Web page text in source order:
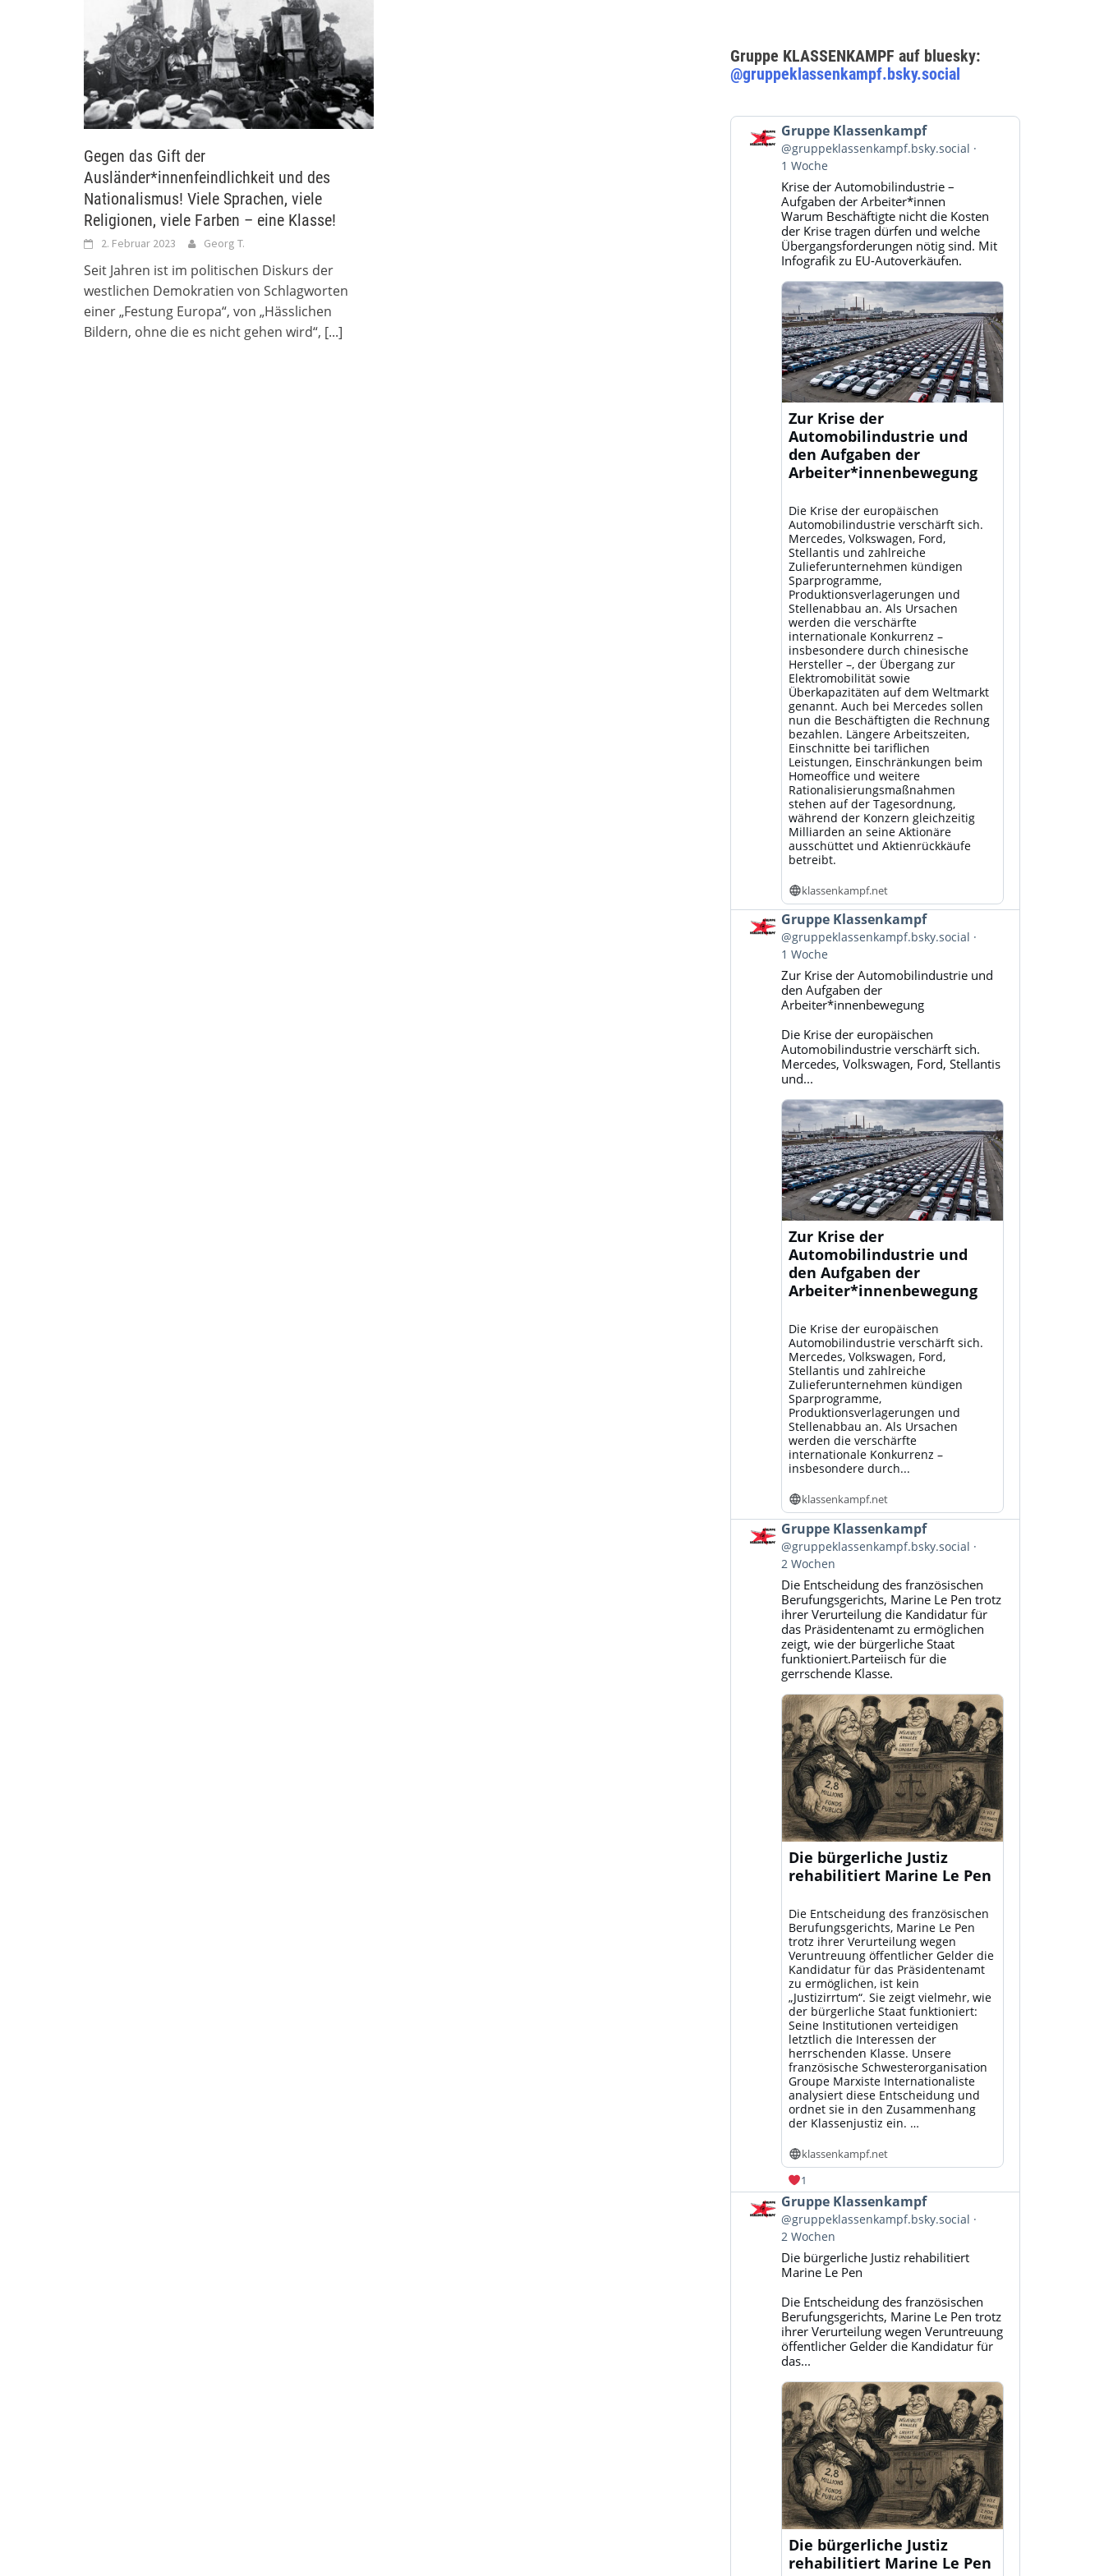
Gegen das Gift der
Ausländer*innenfeindlichkeit und des
Nationalismus! Viele Sprachen, viele
Religionen, viele Farben – eine Klasse!
2. Februar 2023 Georg T.
Seit Jahren ist im politischen Diskurs der
westlichen Demokratien von Schlagworten
einer „Festung Europa“, von „Hässlichen
Bildern, ohne die es nicht gehen wird“, [...]
Gruppe KLASSENKAMPF auf bluesky:
@gruppeklassenkampf.bsky.social
Beitrag
von
Gruppe
Klassenkampf
Bluesky
ansehen
Gruppe Klassenkampf
@gruppeklassenkampf.bsky.social
1 Woche
Krise der Automobilindustrie –
Aufgaben der Arbeiter*innen
Warum Beschäftigte nicht die Kosten
der Krise tragen dürfen und welche
Übergangsforderungen nötig sind. Mit
Infografik zu EU-Autoverkäufen.
Zur Krise der
Automobilindustrie und
den Aufgaben der
Arbeiter*innenbewegung
Die Krise der europäischen
Automobilindustrie verschärft sich.
Mercedes, Volkswagen, Ford,
Stellantis und zahlreiche
Zulieferunternehmen kündigen
Sparprogramme,
Produktionsverlagerungen und
Stellenabbau an. Als Ursachen
werden die verschärfte
internationale Konkurrenz –
insbesondere durch chinesische
Hersteller –, der Übergang zur
Elektromobilität sowie
Überkapazitäten auf dem Weltmarkt
genannt. Auch bei Mercedes sollen
nun die Beschäftigten die Rechnung
bezahlen. Längere Arbeitszeiten,
Einschnitte bei tariflichen
Leistungen, Einschränkungen beim
Homeoffice und weitere
Rationalisierungsmaßnahmen
stehen auf der Tagesordnung,
während der Konzern gleichzeitig
Milliarden an seine Aktionäre
ausschüttet und Aktienrückkäufe
betreibt.
klassenkampf.net
Beitrag
von
Gruppe
Klassenkampf
Bluesky
Gruppe Klassenkampf
@gruppeklassenkampf.bsky.social
1 Woche
Zur Krise der Automobilindustrie und
den Aufgaben der
Arbeiter*innenbewegung
Die Krise der europäischen
Automobilindustrie verschärft sich.
Mercedes, Volkswagen, Ford, Stellantis
und...
Zur Krise der
Automobilindustrie und
den Aufgaben der
Arbeiter*innenbewegung
Die Krise der europäischen
Automobilindustrie verschärft sich.
Mercedes, Volkswagen, Ford,
Stellantis und zahlreiche
Zulieferunternehmen kündigen
Sparprogramme,
Produktionsverlagerungen und
Stellenabbau an. Als Ursachen
werden die verschärfte
internationale Konkurrenz –
insbesondere durch...
klassenkampf.net
Beitrag
von
Gruppe
Klassenkampf
Bluesky
ansehen
Gruppe Klassenkampf
@gruppeklassenkampf.bsky.social
2 Wochen
Die Entscheidung des französischen
Berufungsgerichts, Marine Le Pen trotz
ihrer Verurteilung die Kandidatur für
das Präsidentenamt zu ermöglichen
zeigt, wie der bürgerliche Staat
funktioniert.Parteiisch für die
gerrschende Klasse.
Die bürgerliche Justiz
rehabilitiert Marine Le Pen
Die Entscheidung des französischen
Berufungsgerichts, Marine Le Pen
trotz ihrer Verurteilung wegen
Veruntreuung öffentlicher Gelder die
Kandidatur für das Präsidentenamt
zu ermöglichen, ist kein
„Justizirrtum“. Sie zeigt vielmehr, wie
der bürgerliche Staat funktioniert:
Seine Institutionen verteidigen
letztlich die Interessen der
herrschenden Klasse. Unsere
französische Schwesterorganisation
Groupe Marxiste Internationaliste
analysiert diese Entscheidung und
ordnet sie in den Zusammenhang
der Klassenjustiz ein. …
klassenkampf.net
1
Beitrag
von
Gruppe
Klassenkampf
Bluesky
ansehen
Gruppe Klassenkampf
@gruppeklassenkampf.bsky.social
2 Wochen
Die bürgerliche Justiz rehabilitiert
Marine Le Pen
Die Entscheidung des französischen
Berufungsgerichts, Marine Le Pen trotz
ihrer Verurteilung wegen Veruntreuung
öffentlicher Gelder die Kandidatur für
das...
Die bürgerliche Justiz
rehabilitiert Marine Le Pen